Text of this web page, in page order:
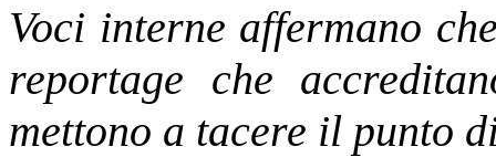
Voci interne affermano
reportage che
mettono a tacere il punto